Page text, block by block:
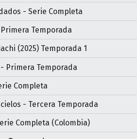
- Serie Completa
Temporada
(2025) Temporada 1
Primera Temporada
Completa
- Tercera Temporada
Completa (Colombia)